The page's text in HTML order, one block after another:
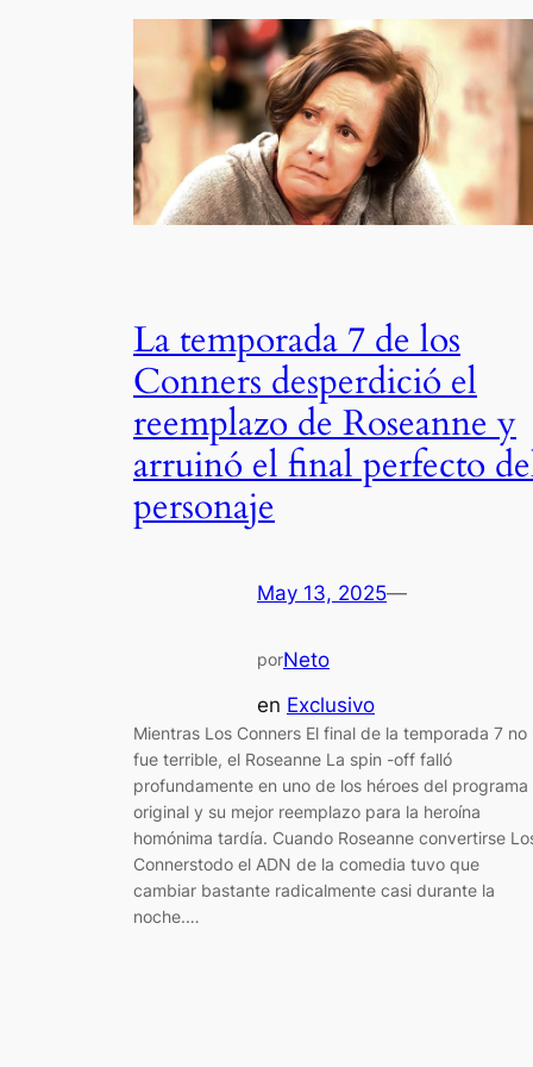
La temporada 7 de los
Conners desperdició el
reemplazo de Roseanne y
arruinó el final perfecto
personaje
May 13, 2025—
porNeto
en Exclusivo
Mientras Los Conners El final de la temporada 7 no
fue terrible, el Roseanne La spin -off falló
profundamente en uno de los héroes del programa
original y su mejor reemplazo para la heroína
homónima tardía. Cuando Roseanne convertirse
Connerstodo el ADN de la comedia tuvo que
cambiar bastante radicalmente casi durante la
noche.…